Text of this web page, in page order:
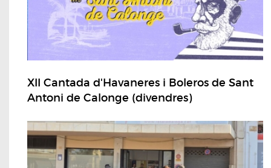
XII Cantada d'Havaneres i Boleros de Sant
Antoni de Calonge (divendres)